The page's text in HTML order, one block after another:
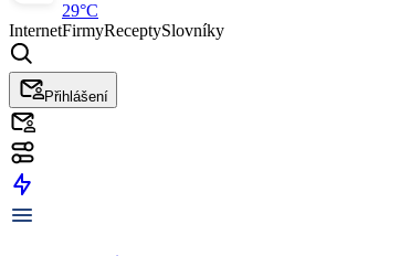
29°C
InternetFirmyReceptySlovníky
Přihlášení